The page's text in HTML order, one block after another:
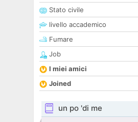
Stato civile
livello accademico
Fumare
Job
I miei amici
Joined
un po 'di me